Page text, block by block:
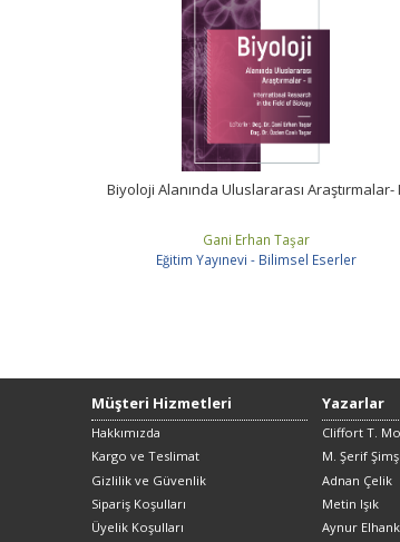
Biyoloji Alanında Uluslararası Araştırmalar-
Gani Erhan Taşar
Eğitim Yayınevi - Bilimsel Eserler
Müşteri Hizmetleri
Hakkımızda
Kargo ve Teslimat
Gizlilik ve Güvenlik
Sipariş Koşulları
Üyelik Koşulları
Yazarlar
Cliffort T.
M. Şerif
Adnan Çelik
Metin Işık
Aynur